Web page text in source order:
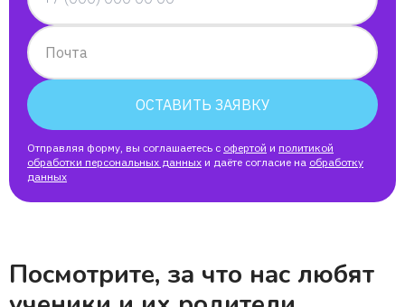
Почта
ОСТАВИТЬ ЗАЯВКУ
Отправляя форму, вы соглашаетесь с офертой и политикой
обработки персональных данных и даёте согласие на обработку
данных
Посмотрите, за что нас любят